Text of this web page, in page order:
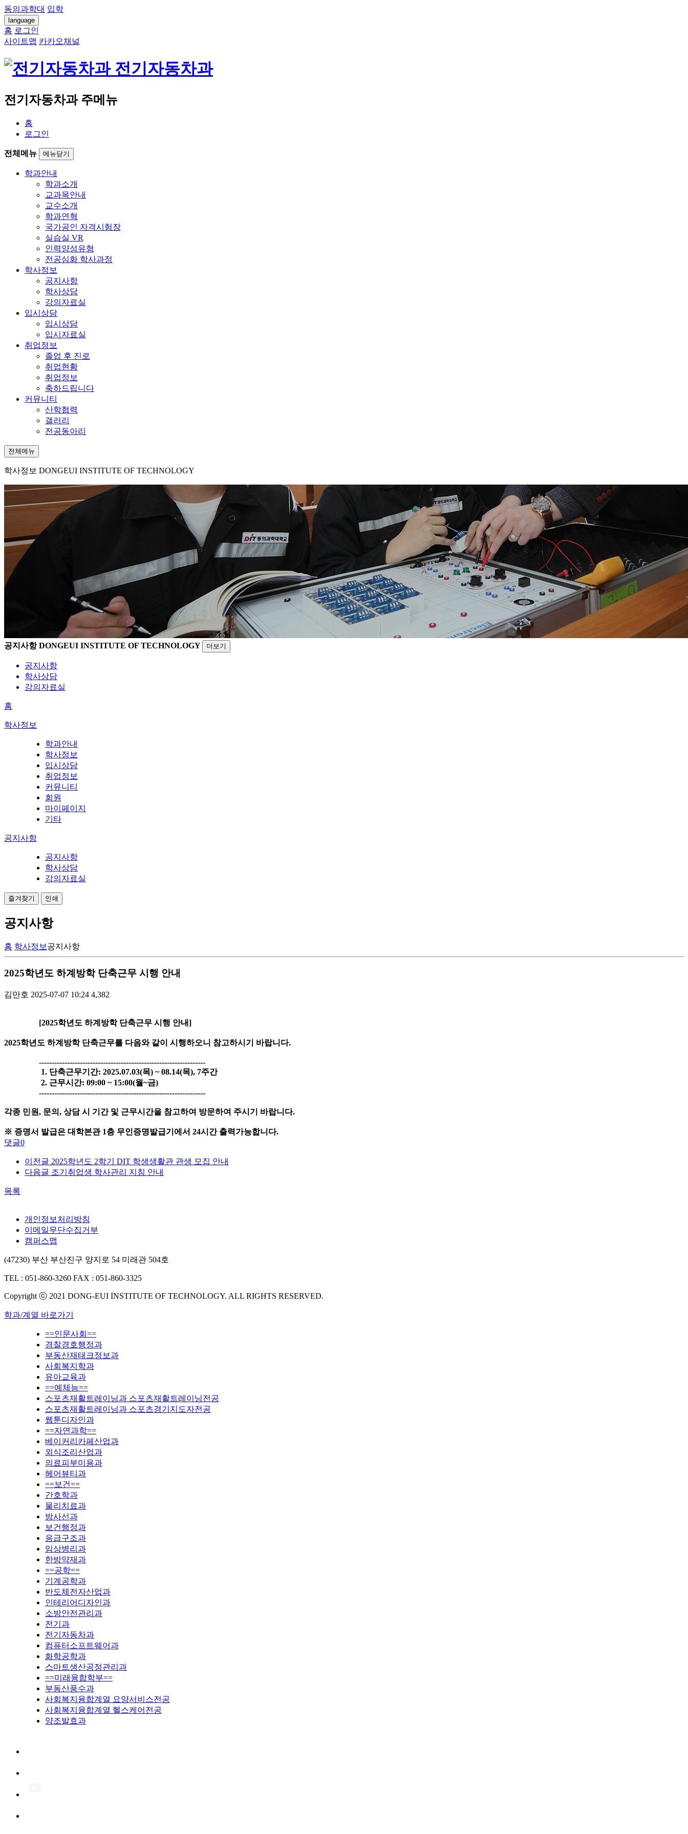
동의과학대 입학
language
홈 로그인
사이트맵 카카오채널
전기자동차과
전기자동차과 주메뉴
홈
로그인
전체메뉴 메뉴닫기
학과안내
학과소개
교과목안내
교수소개
학과연혁
국가공인 자격시험장
실습실 VR
인력양성유형
전공심화 학사과정
학사정보
공지사항
학사상담
강의자료실
입시상담
입시상담
입시자료실
취업정보
졸업 후 진로
취업현황
취업정보
축하드립니다
커뮤니티
산학협력
갤러리
전공동아리
전체메뉴
학사정보 DONGEUI INSTITUTE OF TECHNOLOGY
공지사항DONGEUI INSTITUTE OF TECHNOLOGY 더보기
공지사항
학사상담
강의자료실
홈
학사정보
학과안내
학사정보
입시상담
취업정보
커뮤니티
회원
마이페이지
기타
공지사항
공지사항
학사상담
강의자료실
즐겨찾기 인쇄
공지사항
홈 학사정보 공지사항
2025학년도 하계방학 단축근무 시행 안내
김만호 2025-07-07 10:24 4,382
[2025학년도 하계방학 단축근무 시행 안내]
2025학년도 하계방학 단축근무를 다음와 같이 시행하오니 참고하시기 바랍니다.
-----------------------------------------------------------------
1. 단축근무기간: 2025.07.03(목) ~ 08.14(목), 7주간
2. 근무시간: 09:00 ~ 15:00(월~금)
-----------------------------------------------------------------
각종 민원, 문의, 상담 시 기간 및 근무시간을 참고하여 방문하여 주시기 바랍니다.
※ 증명서 발급은 대학본관 1층 무인증명발급기에서 24시간 출력가능합니다.
댓글0
이전글 2025학년도 2학기 DIT 학생생활관 관생 모집 안내
다음글 조기취업생 학사관리 지침 안내
목록
개인정보처리방침
이메일무단수집거부
캠퍼스맵
(47230) 부산 부산진구 양지로 54 미래관 504호
TEL : 051-860-3260 FAX : 051-860-3325
Copyright ⓒ 2021 DONG-EUI INSTITUTE OF TECHNOLOGY. ALL RIGHTS RESERVED.
학과/계열 바로가기
==인문사회==
경찰경호행정과
부동산재태크정보과
사회복지학과
유아교육과
==예체능==
스포츠재활트레이닝과 스포츠재활트레이닝전공
스포츠재활트레이닝과 스포츠경기지도자전공
웹툰디자인과
==자연과학==
베이커리카페산업과
외식조리산업과
의료피부미용과
헤어뷰티과
==보건==
간호학과
물리치료과
방사선과
보건행정과
응급구조과
임상병리과
한방약재과
==공학==
기계공학과
반도체전자산업과
인테리어디자인과
소방안전관리과
전기과
전기자동차과
컴퓨터소프트웨어과
화학공학과
스마트생산공정관리과
==미래융합학부==
부동산풍수과
사회복지융합계열 요양서비스전공
사회복지융합계열 헬스케어전공
양조발효과